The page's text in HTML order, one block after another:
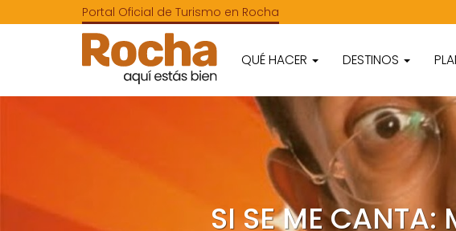
Portal Oficial de Turismo en Rocha
QUÉ HACER DESTINOS
SI SE ME CANTA: